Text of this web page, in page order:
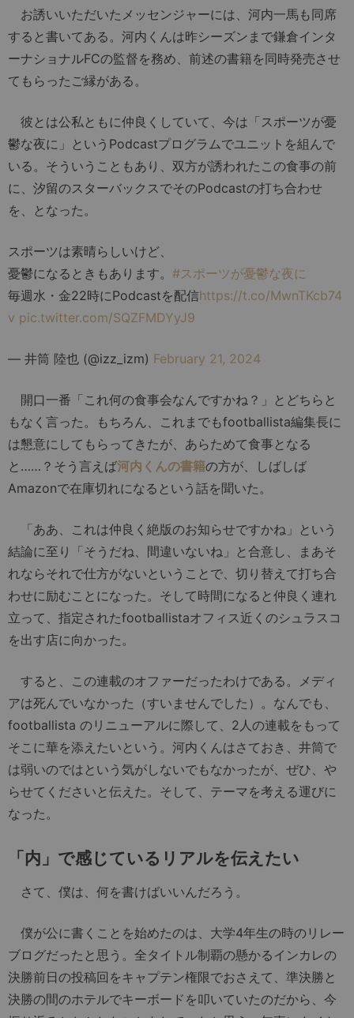
お誘いいただいたメッセンジャーには、河内一馬も同席
すると書いてある。河内くんは昨シーズンまで鎌倉インタ
ーナショナルFCの監督を務め、前述の書籍を同時発売させ
てもらったご縁がある。
彼とは公私ともに仲良くしていて、今は「スポーツが憂
鬱な夜に」というPodcastプログラムでユニットを組んで
いる。そういうこともあり、双方が誘われたこの食事の前
に、汐留のスターバックスでそのPodcastの打ち合わせ
を、となった。
スポーツは素晴らしいけど、
憂鬱になるときもあります。 #スポーツが憂鬱な夜に
毎週水・金22時にPodcastを配信https://t.co/MwnTKcb74
v pic.twitter.com/SQZFMDYyJ9
— 井筒 陸也 (@izz_izm) February 21, 2024
開口一番「これ何の食事会なんですかね？」とどちらと
もなく言った。もちろん、これまでもfootballista編集長に
は懇意にしてもらってきたが、あらためて食事となる
と……？そう言えば河内くんの書籍の方が、しばしば
Amazonで在庫切れになるという話を聞いた。
「ああ、これは仲良く絶版のお知らせですかね」という
結論に至り「そうだね、間違いないね」と合意し、まあそ
れならそれで仕方がないということで、切り替えて打ち合
わせに励むことになった。そして時間になると仲良く連れ
立って、指定されたfootballistaオフィス近くのシュラスコ
を出す店に向かった。
すると、この連載のオファーだったわけである。メディ
アは死んでいなかった（すいませんでした）。なんでも、
footballista のリニューアルに際して、2人の連載をもって
そこに華を添えたいという。河内くんはさておき、井筒で
は弱いのではという気がしないでもなかったが、ぜひ、や
らせてくださいと伝えた。そして、テーマを考える運びに
なった。
「内」で感じているリアルを伝えたい
さて、僕は、何を書けばいいんだろう。
僕が公に書くことを始めたのは、大学4年生の時のリレー
ブログだったと思う。全タイトル制覇の懸かるインカレの
決勝前日の投稿回をキャプテン権限でおさえて、準決勝と
決勝の間のホテルでキーボードを叩いていたのだから、今